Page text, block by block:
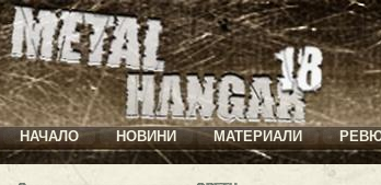
НАЧАЛО НОВИНИ МАТЕРИАЛИ